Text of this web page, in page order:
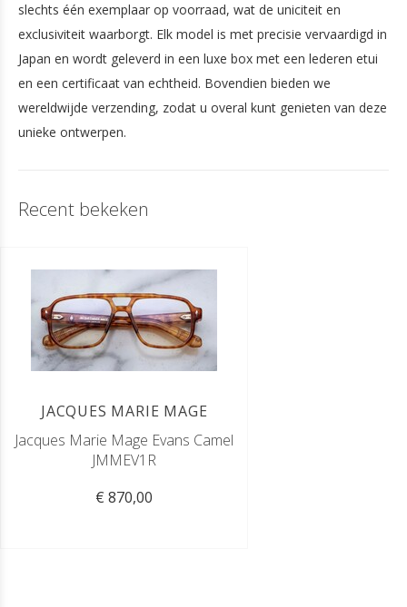
slechts één exemplaar op voorraad, wat de uniciteit en
exclusiviteit waarborgt. Elk model is met precisie vervaardigd in
Japan en wordt geleverd in een luxe box met een lederen etui
en een certificaat van echtheid. Bovendien bieden we
wereldwijde verzending, zodat u overal kunt genieten van deze
unieke ontwerpen.
Recent bekeken
JACQUES MARIE MAGE
Jacques Marie Mage Evans Camel
JMMEV1R
€ 870,00